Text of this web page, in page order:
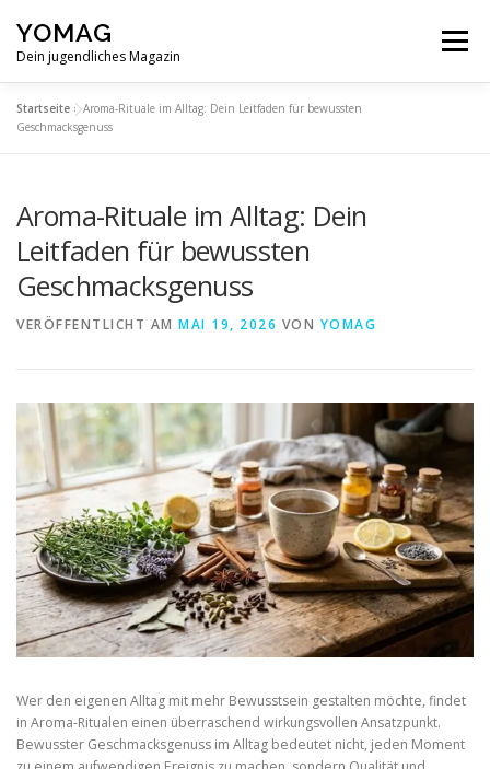
Inhalt
springen
YOMAG
Dein jugendliches Magazin
Menü
SPIRITUALITÄT
Startseite »Aroma-Rituale im Alltag: Dein Leitfaden für bewussten
Geschmacksgenuss
Aroma-Rituale im Alltag: Dein
Leitfaden für bewussten
Geschmacksgenuss
VERÖFFENTLICHT AM MAI 19, 2026 VON YOMAG
Wer den eigenen Alltag mit mehr Bewusstsein gestalten möchte, findet
in Aroma-Ritualen einen überraschend wirkungsvollen Ansatzpunkt.
Bewusster Geschmacksgenuss im Alltag bedeutet nicht, jeden Moment